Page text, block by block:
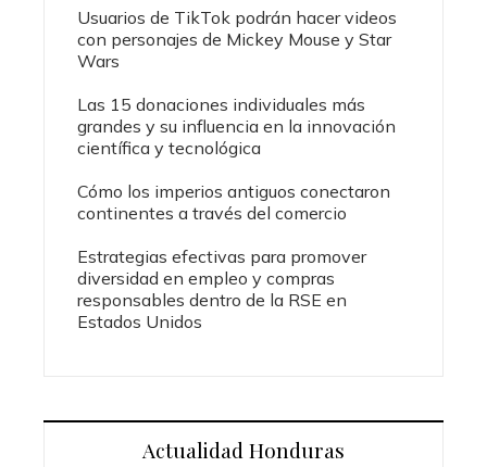
Usuarios de TikTok podrán hacer videos
con personajes de Mickey Mouse y Star
Wars
Las 15 donaciones individuales más
grandes y su influencia en la innovación
científica y tecnológica
Cómo los imperios antiguos conectaron
continentes a través del comercio
Estrategias efectivas para promover
diversidad en empleo y compras
responsables dentro de la RSE en
Estados Unidos
Actualidad Honduras